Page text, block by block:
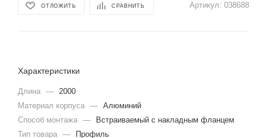
ОТЛОЖИТЬ СРАВНИТЬ Артикул: 038688
Характеристики
Длина — 2000
Материал корпуса — Алюминий
Способ монтажа —
Встраиваемый с накладным фланцем
Тип товара —
Профиль